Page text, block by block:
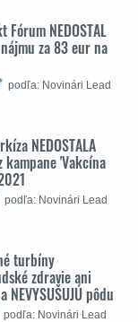
NEDOSTAL
za 83 eur na
podľa: Novinári Lead
NEDOSTALA
'Vakcína
podľa: Novinári Lead
turbíny
zdravie ani
pôdu
podľa: Novinári Lead